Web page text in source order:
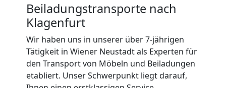
Beiladungstransporte nach
Klagenfurt
Wir haben uns in unserer über 7-jährigen
Tätigkeit in Wiener Neustadt als Experten für
den Transport von Möbeln und Beiladungen
etabliert. Unser Schwerpunkt liegt darauf,
Neustadt
Übersiedlung
Wiener